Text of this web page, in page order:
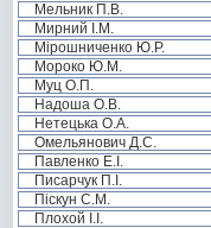
Мельник П.В.
Мирний І.М.
Мірошниченко Ю.Р.
Мороко Ю.М.
Муц О.П.
Надоша О.В.
Нетецька О.А.
Омельянович Д.С.
Павленко Е.І.
Писарчук П.І.
Піскун С.М.
Плохой І.І.